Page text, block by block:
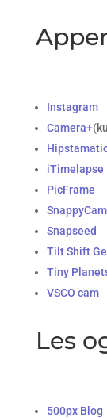
Instagram
Camera+
iTimelapse
PicFrame
SnappyCam
Snapseed
Tilt Shift
Tiny
VSCO cam
Les
500px Blog